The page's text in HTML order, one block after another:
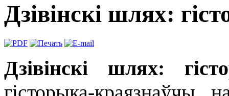
Дзівінскі шлях:
Дзівінскі шлях: